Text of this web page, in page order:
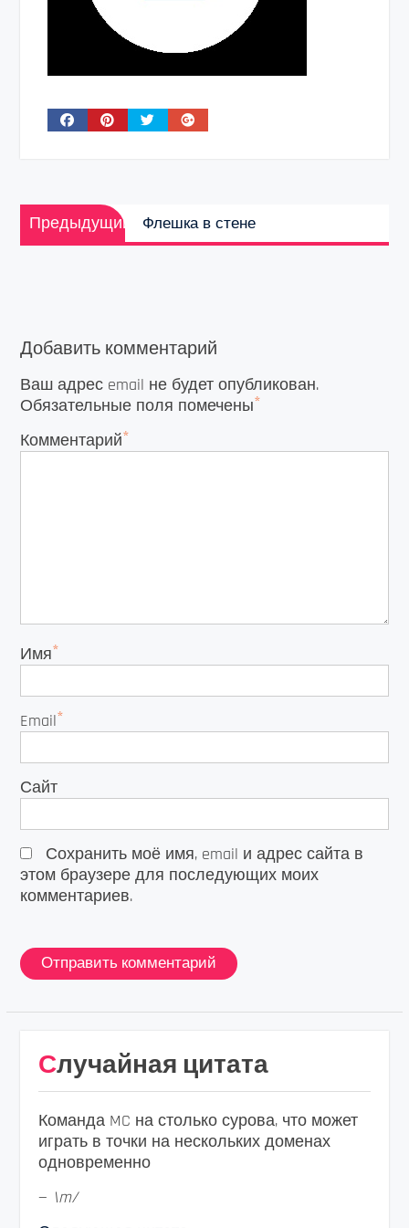
Навигация
по
записям
Предыдущий
Предыдущая
запись:
Флешка в стене
Добавить комментарий
Ваш адрес email не будет опубликован.
Обязательные поля помечены*
Комментарий*
Имя*
Email*
Сайт
Сохранить моё имя, email и адрес сайта в
этом браузере для последующих моих
комментариев.
Случайная цитата
Команда MC на столько сурова, что может
играть в точки на нескольких доменах
одновременно
— \m/